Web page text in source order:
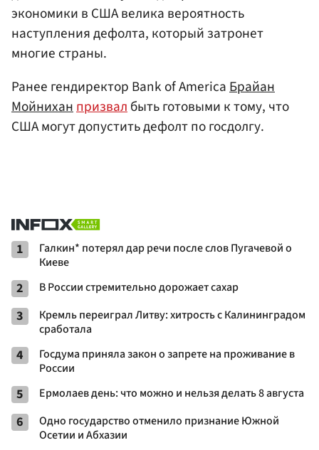
экономики в США велика вероятность
наступления дефолта, который затронет
многие страны.
Ранее гендиректор Bank of AmericaБрайан
Мойниханпризвалбыть готовыми к тому, что
США могут допустить дефолт по госдолгу.
1
Галкин* потерял дар речи после слов Пугачевой о
Киеве
2 В России стремительно дорожает сахар
3
Кремль переиграл Литву: хитрость с Калининградом
сработала
4
Госдума приняла закон о запрете на проживание в
России
5 Ермолаев день: что можно и нельзя делать 8 августа
6
Одно государство отменило признание Южной
Осетии и Абхазии